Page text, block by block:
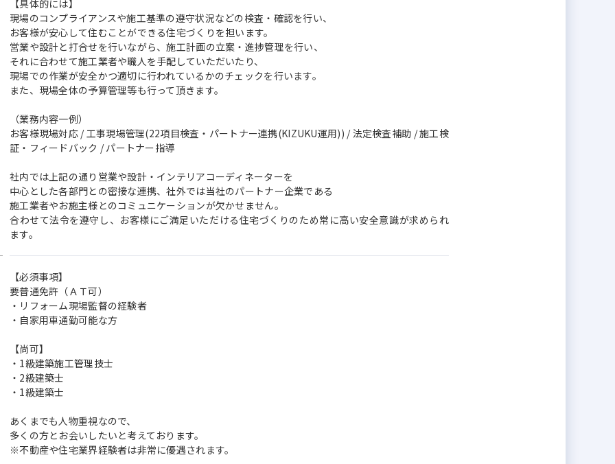
【具体的には】
現場のコンプライアンスや施工基準の遵守状況などの検査・確認を行い、
お客様が安心して住むことができる住宅づくりを担います。
営業や設計と打合せを行いながら、施工計画の立案・進捗管理を行い、
それに合わせて施工業者や職人を手配していただいたり、
現場での作業が安全かつ適切に行われているかのチェックを行います。
また、現場全体の予算管理等も行って頂きます。
（業務内容一例）
お客様現場対応 / 工事現場管理(22項目検査・パートナー連携(KIZUKU運用)) / 法定検査補助 / 施工検
証・フィードバック / パートナー指導
社内では上記の通り営業や設計・インテリアコーディネーターを
中心とした各部門との密接な連携、社外では当社のパートナー企業である
施工業者やお施主様とのコミュニケーションが欠かせません。
合わせて法令を遵守し、お客様にご満足いただける住宅づくりのため常に高い安全意識が求められ
ます。
【必須事項】
要普通免許（ＡＴ可）
・リフォーム現場監督の経験者
・自家用車通勤可能な方
【尚可】
・1級建築施工管理技士
・2級建築士
・1級建築士
あくまでも人物重視なので、
多くの方とお会いしたいと考えております。
※不動産や住宅業界経験者は非常に優遇されます。